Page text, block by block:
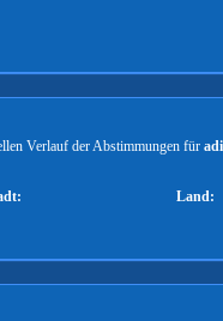
Verlauf der Abstimmungen für
Land: